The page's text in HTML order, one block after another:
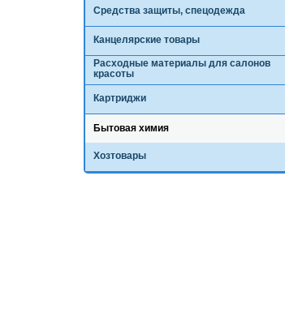
Средства защиты, спецодежда
Канцелярские товары
Расходные материалы для салонов
красоты
Картриджи
Бытовая химия
Хозтовары